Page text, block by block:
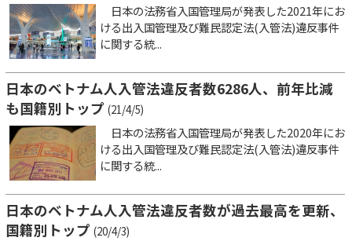
日本の法務省入国管理局が発表した2021年にお
ける出入国管理及び難民認定法(入管法)違反事件
に関する統...
日本のベトナム人入管法違反者数6286人、前年比減
も国籍別トップ (21/4/5)
日本の法務省入国管理局が発表した2020年にお
ける出入国管理及び難民認定法(入管法)違反事件
に関する統...
日本のベトナム人入管法違反者数が過去最高を更新、
国籍別トップ (20/4/3)